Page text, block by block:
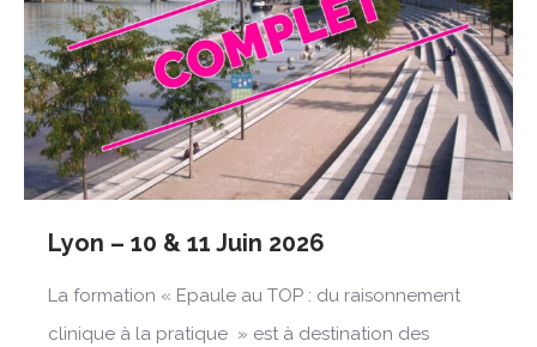
Lyon – 10 & 11 Juin 2026
La formation « Epaule au TOP : du raisonnement
clinique à la pratique » est à destination des